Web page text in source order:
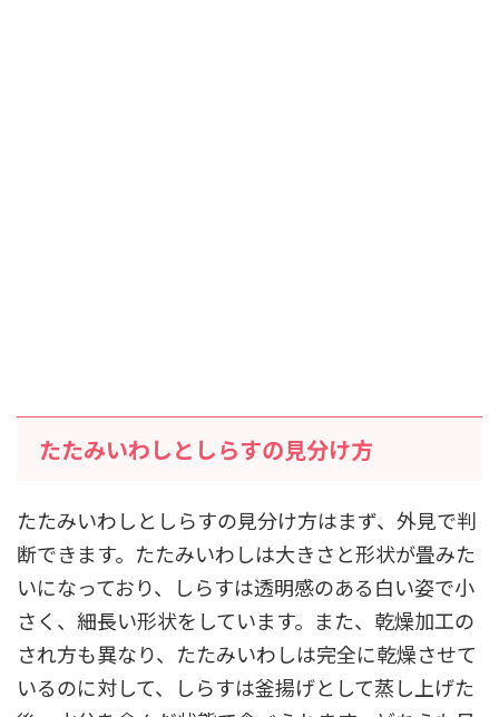
たたみいわしとしらすの見分け方
たたみいわしとしらすの見分け方はまず、外見で判
断できます。たたみいわしは大きさと形状が畳みた
いになっており、しらすは透明感のある白い姿で小
さく、細長い形状をしています。また、乾燥加工の
され方も異なり、たたみいわしは完全に乾燥させて
いるのに対して、しらすは釜揚げとして蒸し上げた